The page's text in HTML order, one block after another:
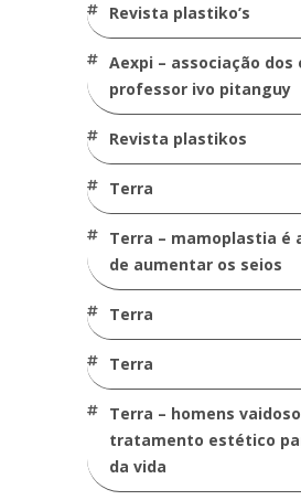
revista plastiko’s
aexpi – associação dos ex- alunos do
professor ivo pitanguy
revista plastikos
terra
terra – mamoplastia é a única forma
de aumentar os seios
terra
terra
terra – homens vaidosos – há
tratamento estético
da vida